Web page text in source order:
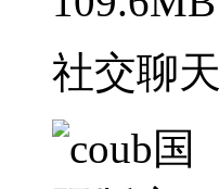
社交聊天